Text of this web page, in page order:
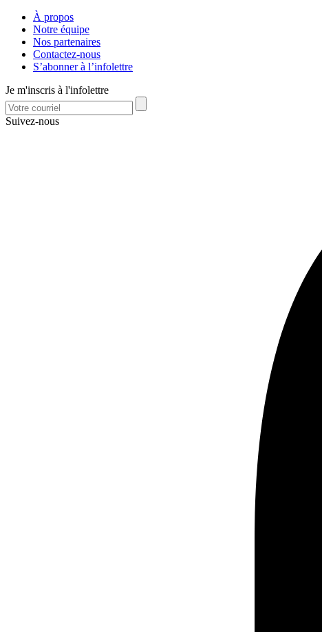
À propos
Notre équipe
Nos partenaires
Contactez-nous
S’abonner à l’infolettre
Je m'inscris à l'infolettre
Suivez-nous